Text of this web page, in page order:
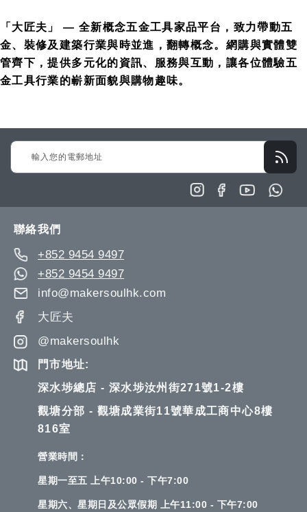
「大匠夫」 — 全新概念五金工具家品平台，致力帶動五
金、裝修及建築行業與時並進，翻轉概念。網購與實體雙
管齊下，提供多元化的資訊、服務與互動，讓各位體驗五
金工具行業的嶄新面貌與購物趣味。
Sign
Up
聯絡我們
+852 9454 9497
+852 9454 9497
info@makersoulhk.com
大匠夫
@makersoulhk
門市地址:
深水埗總店 - 深水埗汝州街271號1-2樓
觀塘分部 - 觀塘成業街11號華成工商中心8樓
816室
營業時間：
星期一至五 上午10:00 - 下午7:00
星期六、星期日及公眾假期 上午11:00 - 下午7:00